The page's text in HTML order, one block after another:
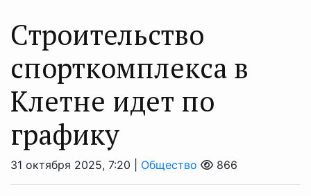
Строительство
спорткомплекса в
Клетне идет по
графику
31 октября 2025, 7:20 | Общество 866